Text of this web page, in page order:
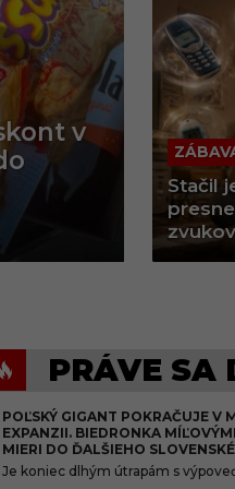
Stačil
v
diali
aj
PRÁVE SA
POĽSKÝ GIGANT POKRAČUJE V
EXPANZII. BIEDRONKA
MIERI DO ĎALŠIEHO
Je koniec dlhým útrapám s